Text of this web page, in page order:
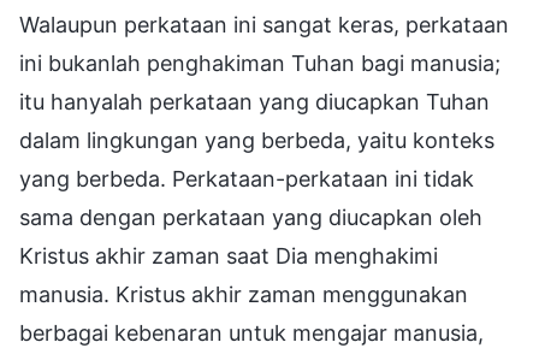
Walaupun perkataan ini sangat keras, perkataan
ini bukanlah penghakiman Tuhan bagi manusia;
itu hanyalah perkataan yang diucapkan Tuhan
dalam lingkungan yang berbeda, yaitu konteks
yang berbeda. Perkataan-perkataan ini tidak
sama dengan perkataan yang diucapkan oleh
Kristus akhir zaman saat Dia menghakimi
manusia. Kristus akhir zaman menggunakan
berbagai kebenaran untuk mengajar manusia,